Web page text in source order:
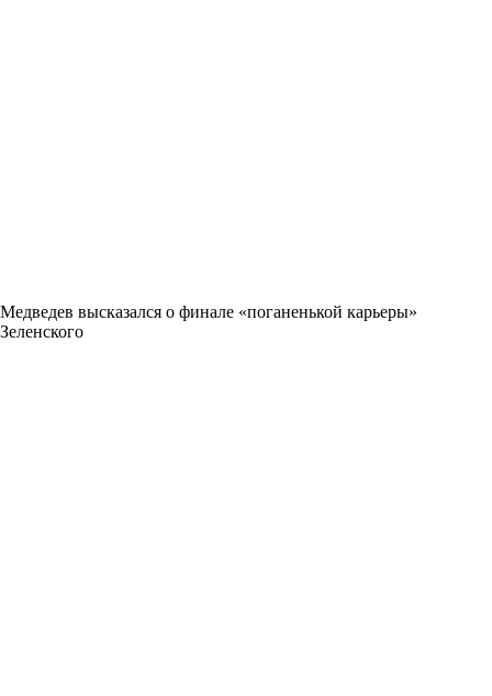
Медведев высказался о финале «поганенькой карьеры»
Зеленского